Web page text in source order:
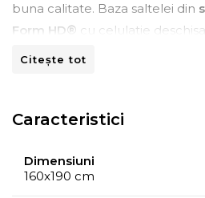
buna calitate. Baza saltelei din
Form HD® cu celulatie deschisa
anatomica a corpului
Citește tot
Caracteristici
Dimensiuni
160x190 cm